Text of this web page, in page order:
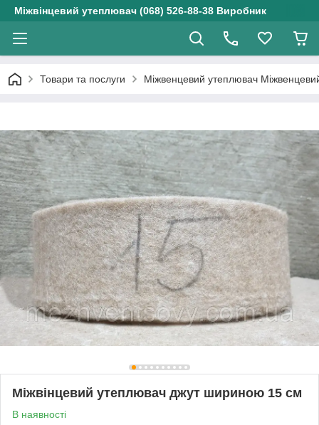
Міжвінцевий утеплювач (068) 526-88-38 Виробник
Товари та послуги Міжвенцевий утеплювач
Міжвінцевий утеплювач джут шириною 15 см
В наявності